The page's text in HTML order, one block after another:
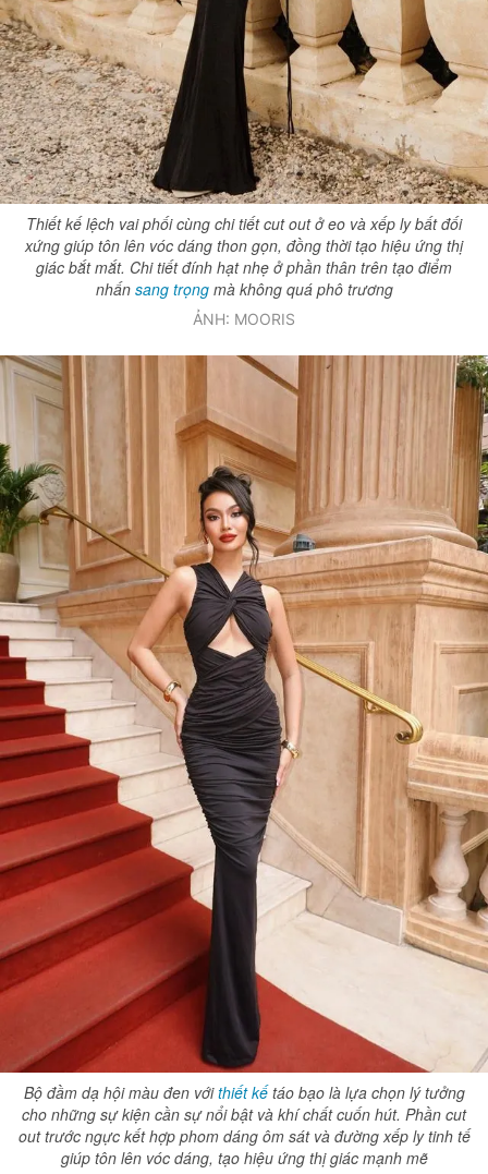
Thiết kế lệch vai phối cùng chi tiết cut out ở eo và xếp ly bất đối
xứng giúp tôn lên vóc dáng thon gọn, đồng thời tạo hiệu ứng thị
giác bắt mắt. Chi tiết đính hạt nhẹ ở phần thân trên tạo điểm
nhấn sang trọngmà không quá phô trương
ẢNH: MOORIS
Bộ đầm dạ hội màu đen vớithiết kếtáo bạo là lựa chọn lý tưởng
cho những sự kiện cần sự nổi bật và khí chất cuốn hút. Phần cut
out trước ngực kết hợp phom dáng ôm sát và đường xếp ly tinh tế
giúp tôn lên vóc dáng, tạo hiệu ứng thị giác mạnh mẽ